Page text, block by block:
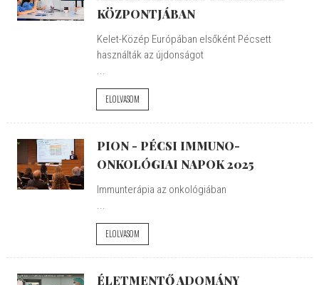
KÖZPONTJÁBAN
Kelet-Közép Európában elsőként Pécsett
használták az újdonságot
...
ELOLVASOM
PION - PÉCSI IMMUNO-
ONKOLÓGIAI NAPOK 2025
Immunterápia az onkológiában
...
ELOLVASOM
ÉLETMENTŐ ADOMÁNY